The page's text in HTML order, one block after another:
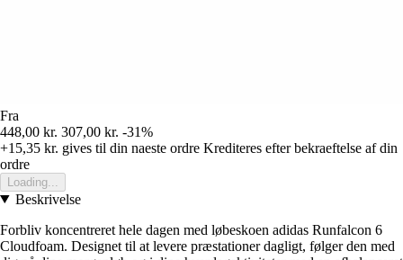
Fra
448,00 kr. 307,00 kr. -31%
+15,35 kr. gives til din naeste ordre Krediteres efter bekraeftelse af din
ordre
Loading...
Beskrivelse
Forbliv koncentreret hele dagen med løbeskoen adidas Runfalcon 6
Cloudfoam. Designet til at levere præstationer dagligt, følger den med